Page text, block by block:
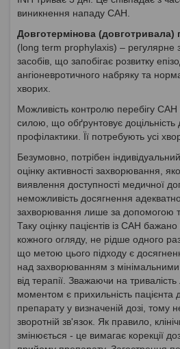
виникнення нападу САН.
Довготермінова (довготривала)
(long term prophylaxis) – регулярне
засобів, що запобігає розвитку
ангіоневротичного набряку та
хворих.
Можливість контролю перебігу
силою, що обґрунтовує доцільність
профілактики. Її потребують усі
Безумовно, потрібен
оцінку активності захворювання,
виявлення доступності медичної
неможливість досягнення
захворювання лише за допомогою
Таку оцінку пацієнтів із САН
кожного огляду, не рідше одного
що метою цього підходу є
над захворюванням з
від терапії. Зважаючи на
моментом є прихильність пацієнта
препарату у визначеній дозі, тому
зворотній зв'язок. Як правило,
змінюється - це вимагає корекції